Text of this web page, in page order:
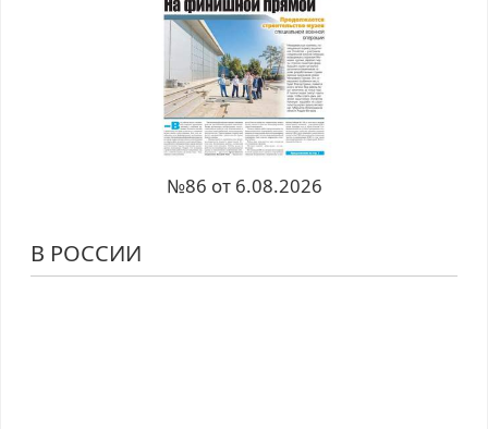
№86 от 6.08.2026
В РОССИИ